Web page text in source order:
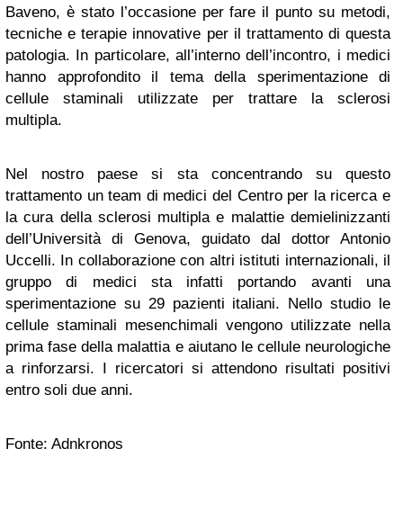
Baveno, è stato l’occasione per fare il punto su metodi,
tecniche e terapie innovative per il trattamento di questa
patologia. In particolare, all’interno dell’incontro, i medici
hanno approfondito il tema della sperimentazione di
cellule staminali utilizzate per trattare la sclerosi
multipla.
Nel nostro paese si sta concentrando su questo
trattamento un team di medici del Centro per la ricerca e
la cura della sclerosi multipla e malattie demielinizzanti
dell’Università di Genova, guidato dal dottor Antonio
Uccelli. In collaborazione con altri istituti internazionali, il
gruppo di medici sta infatti portando avanti una
sperimentazione su 29 pazienti italiani. Nello studio le
cellule staminali mesenchimali vengono utilizzate nella
prima fase della malattia e aiutano le cellule neurologiche
a rinforzarsi. I ricercatori si attendono risultati positivi
entro soli due anni.
Fonte: Adnkronos